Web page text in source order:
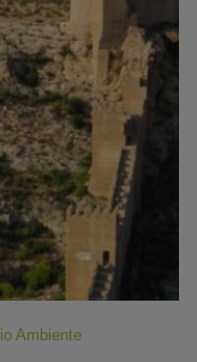
Ambiente